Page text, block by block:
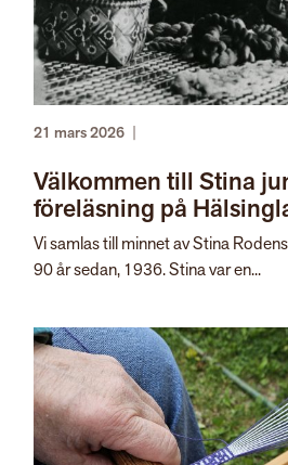
21 mars 2026
Välkommen till Stina
föreläsning på
Vi samlas till minnet av Stina
90 år sedan, 1936. Stina var en...